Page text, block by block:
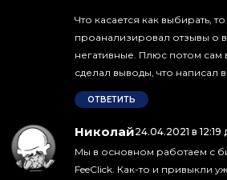
Что касается как выбирать,
проанализировал отзывы о
негативные. Плюс потом
сделал выводы, что написал
ОТВЕТИТЬ
Николай:24.04.2021 в 12:19
Мы в основном работаем с
FeeClick. Как-то и привыкли